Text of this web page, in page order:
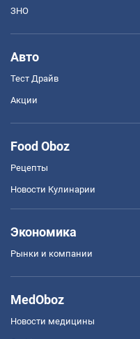
ЗНО
Авто
Тест Драйв
Акции
Food Oboz
Рецепты
Новости Кулинарии
Экономика
Рынки и компании
MedOboz
Новости медицины